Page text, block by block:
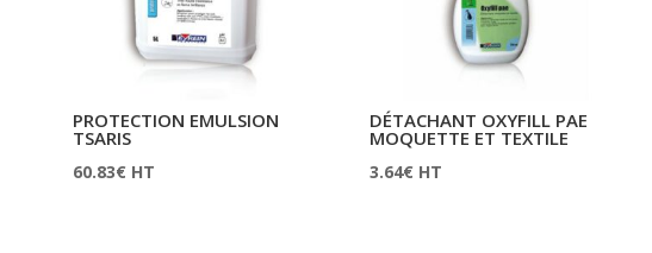
PROTECTION EMULSION
TSARIS
60.83€ HT
DÉTACHANT OXYFILL PAE
MOQUETTE ET TEXTILE
3.64€ HT